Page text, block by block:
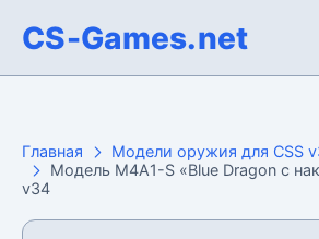
CS-Games.net
Главная
Модели оружия для CSS
Модель M4A1-S «Blue Dragon с
v34